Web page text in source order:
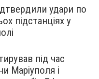
удари по
підстанціях у
під час
Маріуполя і